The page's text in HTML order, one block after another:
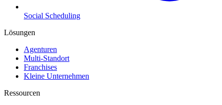
Social Scheduling
Lösungen
Agenturen
Multi-Standort
Franchises
Kleine Unternehmen
Ressourcen